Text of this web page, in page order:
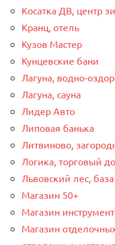
Косатка ДВ, центр
Кранц, отель
Кузов Мастер
Кунцевские бани
Лагуна, водно-
Лагуна, сауна
Лидер Авто
Липовая банька
Литвиново,
Логика, торговый
Львовский лес,
Магазин 50+
Магазин
Магазин